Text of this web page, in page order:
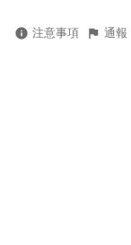
注意事項 通報